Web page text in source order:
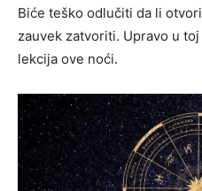
Biće teško odlučiti da li
zauvek zatvoriti. Upravo u
lekcija ove noći.